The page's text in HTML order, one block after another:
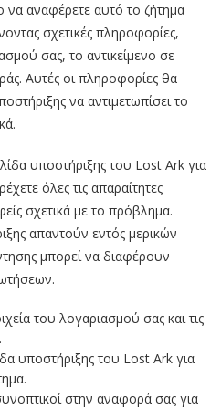
να αναφέρετε αυτό το ζήτημα
σχετικές πληροφορίες,
σας, το αντικείμενο σε
Αυτές οι πληροφορίες θα
να αντιμετωπίσει το
υποστήριξης του Lost Ark για
όλες τις απαραίτητες
σχετικά με το πρόβλημα.
απαντούν εντός μερικών
μπορεί να διαφέρουν
του λογαριασμού σας και τις
υποστήριξης του Lost Ark για
στην αναφορά σας για